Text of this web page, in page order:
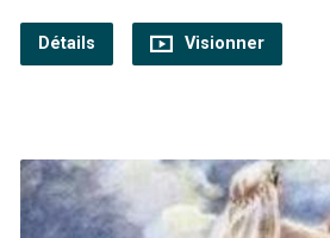
Détails Visionner